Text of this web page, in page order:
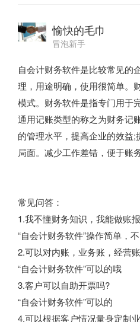
愉快的毛巾
冒泡新手
自会计财务软件是比较常见的
理，用途明确，使用很简单。
模式。财务软件是指专门用于
通用记账类型的称之为财务记
的管理水平，提高企业的效益
局面。减少工作差错，便于账
常见问答：
1.我不懂财务知识，我能做账
“自会计财务软件”操作简单，
2.可以对内账，业务账，经营
“自会计财务软件”可以的哦
3.客户可以自助开票吗?
“自会计财务软件”可以的
4.可以根据客户情况量身定制